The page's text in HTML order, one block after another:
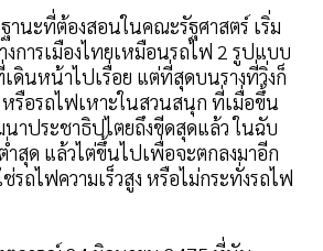
นะที่ต้องสอนในคณะรัฐศาสตร์ เริ่ม
การเมืองไทยเหมือนรถไฟ 2 รูปแบบ
ดินหน้าไปเรื่อย แต่ที่สุดบนรางที่วิ่งก็
รือรถไฟเหาะในสวนสนุก ที่เมื่อขึ้น
าประชาธิปไตยถึงขีดสุดแล้ว ในฉับ
สุด แล้วไต่ขึ้นไปเพื่อจะตกลงมาอีก
ช่รถไฟความเร็วสูง หรือไม่กระทั่งรถไฟ